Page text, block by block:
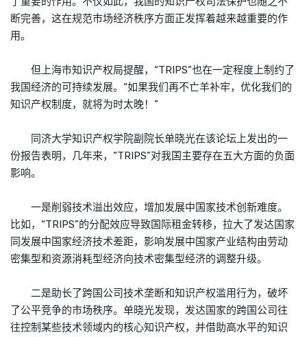
断完善，这在规范市场经济秩序方面正发挥着越来越重要的作
用。
但上海市知识产权局提醒，“TRIPS”也在一定程度上制约了
我国经济的可持续发展。“如果我们再不亡羊补牢，优化我们的
知识产权制度，就将为时太晚！”
同济大学知识产权学院副院长单晓光在该论坛上发出的一
份报告表明，几年来，“TRIPS”对我国主要存在五大方面的负面
影响。
一是削弱技术溢出效应，增加发展中国家技术创新难度。
比如，“TRIPS”的分配效应导致国际租金转移，拉大了发达国家
同发展中国家经济技术差距，影响发展中国家产业结构由劳动
密集型和资源消耗型经济向技术密集型经济的调整升级。
二是助长了跨国公司技术垄断和知识产权滥用行为，破坏
了公平竞争的市场秩序。单晓光发现，发达国家的跨国公司往
往控制某些技术领域内的核心知识产权，并借助高水平的知识